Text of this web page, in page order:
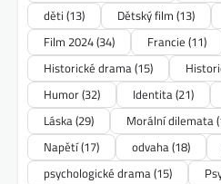
děti (13) Dětský film (13)
Film 2024(34) Francie (11)
Historické drama(15)
Humor(32) Identita(21)
Láska(29) Morální dilemata
Napětí(17) odvaha(18)
psychologické drama(15)